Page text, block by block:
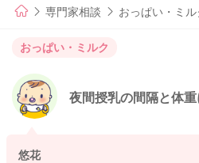
専門家相談 おっぱい・ミル
おっぱい・ミルク
夜間授乳の間隔と体
悠花